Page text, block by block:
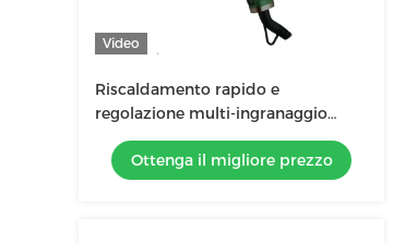
Video
Riscaldamento rapido e
regolazione multi-ingranaggio
riscaldatore stretta capelli per tutti
i tipi di capelli
Ottenga il migliore prezzo